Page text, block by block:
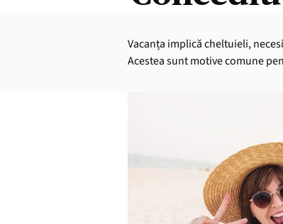
Vacanța implică cheltuieli,
Acestea sunt motive comune